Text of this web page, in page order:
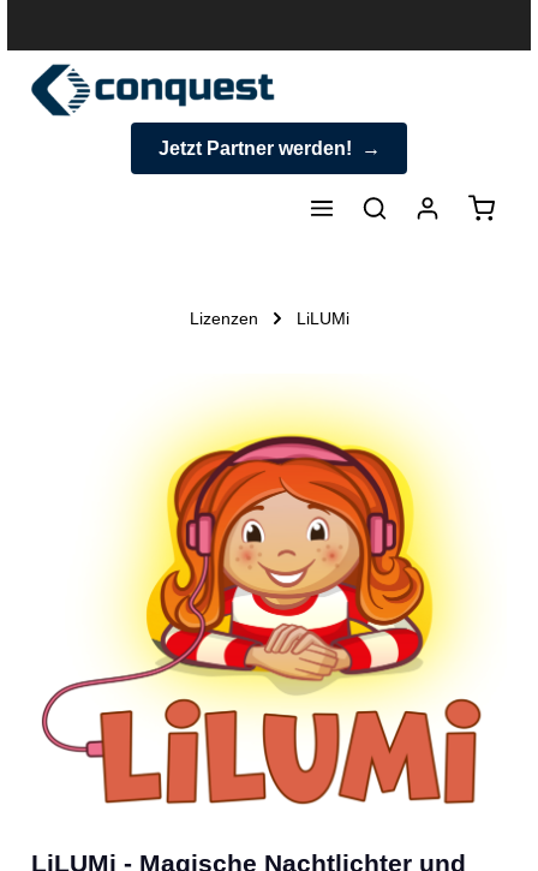
Jetzt Partner werden!
Lizenzen LiLUMi
LiLUMi - Magische Nachtlichter und